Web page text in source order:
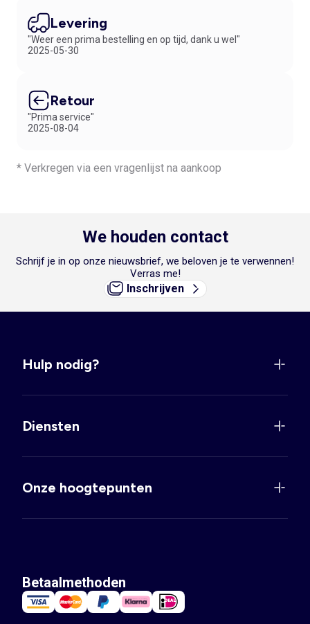
Levering
"Weer een prima bestelling en op tijd, dank u wel"
2025-05-30
Retour
"Prima service"
2025-08-04
* Verkregen via een vragenlijst na aankoop
We houden contact
Schrijf je in op onze nieuwsbrief, we beloven je te verwennen!
Verras me!
Inschrijven
Hulp nodig?
Diensten
Onze hoogtepunten
Betaalmethoden